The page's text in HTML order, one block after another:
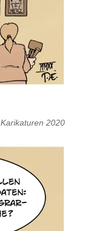
Karikaturen 2020